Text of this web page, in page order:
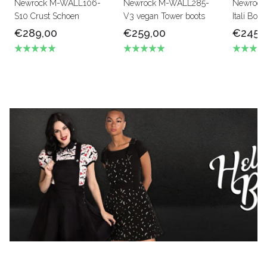
Newrock M-WALL106-
S10 Crust Schoen
€289,00
Newrock M-WALL285-
V3 vegan Tower boots
€259,00
Itali